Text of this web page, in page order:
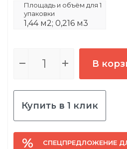
Площадь и объём для 1
упаковки
1,44 м2; 0,216 м3
В
Купить в 1 клик
СПЕЦПРЕДЛОЖЕНИЕ